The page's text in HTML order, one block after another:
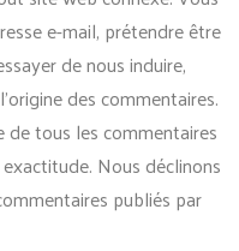
e-mail, prétendre être
de nous induire,
des commentaires.
tous les commentaires
Nous déclinons
publiés par